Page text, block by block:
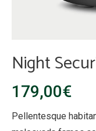
Night
179,00€
Pellentesque